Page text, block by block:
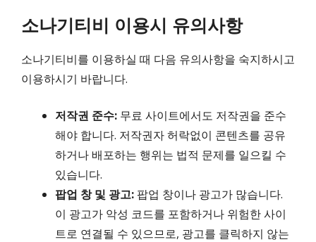
소나기티비 이용시 유의사항
소나기티비를 이용하실 때 다음 유의사항을 숙지하시고
이용하시기 바랍니다.
저작권 준수: 무료 사이트에서도 저작권을 준수
해야 합니다. 저작권자 허락없이 콘텐츠를 공유
하거나 배포하는 행위는 법적 문제를 일으킬 수
있습니다.
팝업 창 및 광고: 팝업 창이나 광고가 많습니다.
이 광고가 악성 코드를 포함하거나 위험한 사이
트로 연결될 수 있으므로, 광고를 클릭하지 않는